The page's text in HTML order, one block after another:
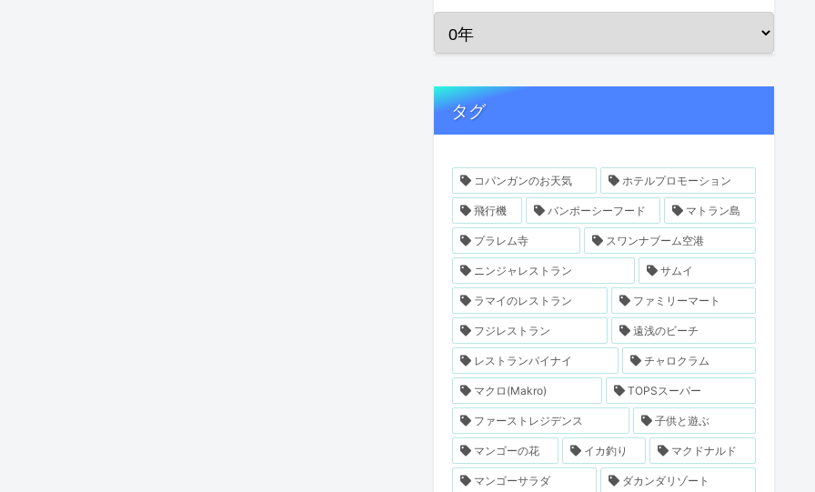
タグ
コパンガンのお天気 ホテルプロモーション
飛行機 バンポーシーフード マトラン島
プラレム寺 スワンナブーム空港
ニンジャレストラン サムイ
ラマイのレストラン ファミリーマート
フジレストラン 遠浅のビーチ
レストランパイナイ チャロクラム
マクロ(Makro) TOPSスーパー
ファーストレジデンス 子供と遊ぶ
マンゴーの花 イカ釣り マクドナルド
マンゴーサラダ ダカンダリゾート